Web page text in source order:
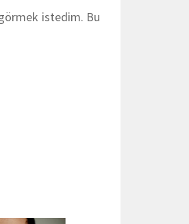
görmek istedim. Bu